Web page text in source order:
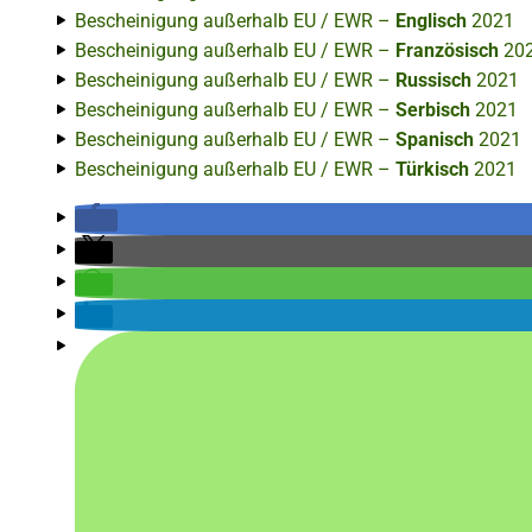
Bescheinigung außerhalb EU / EWR – Englisch 2021
Bescheinigung außerhalb EU / EWR – Französisch
Bescheinigung außerhalb EU / EWR – Russisch 2021
Bescheinigung außerhalb EU / EWR – Serbisch 2021
Bescheinigung außerhalb EU / EWR – Spanisch 2021
Bescheinigung außerhalb EU / EWR – Türkisch 2021